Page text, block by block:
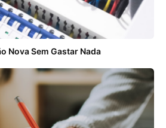
Nova Sem Gastar Nada